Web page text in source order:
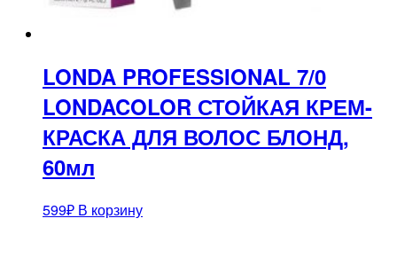
LONDA PROFESSIONAL 7/0
LONDACOLOR СТОЙКАЯ КРЕМ-
КРАСКА ДЛЯ ВОЛОС БЛОНД,
60мл
599₽ В корзину